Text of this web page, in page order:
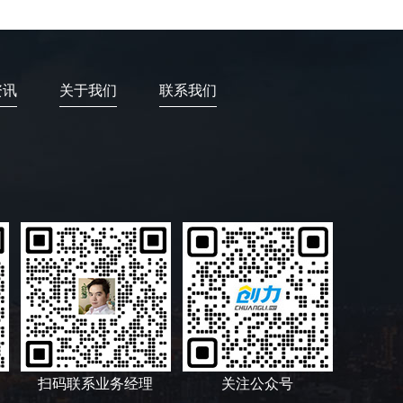
关于我们 联系我们
关注公众号
扫码联系业务经理